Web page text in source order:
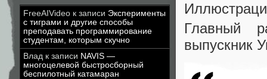
FreeAIVideo к записи Эксперименты
с тиграми и другие способы
преподавать программирование
студентам, которым скучно
Влад к записи NAVIS —
многоцелевой быстросборный
беспилотный катамаран
Главный
выпускник